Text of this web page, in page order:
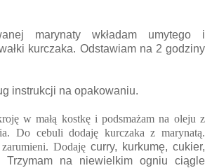
marynaty wkładam umytego i
kurczaka. Odstawiam na 2 godziny
instrukcji na opakowaniu.
w małą kostkę i podsmażam na oleju z
Do cebuli dodaję kurczaka z marynatą.
Dodajęcurry, kurkumę, cukier,
na niewielkim ogniu ciągle